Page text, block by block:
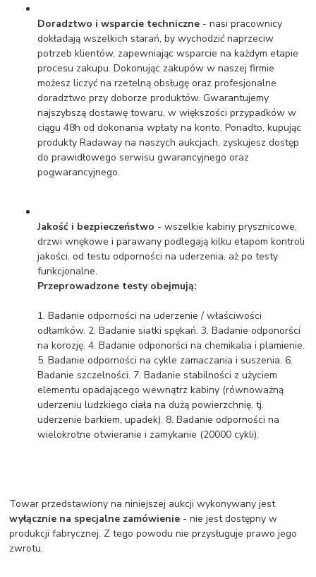
Doradztwo i wsparcie techniczne - nasi pracownicy
dokładają wszelkich starań, by wychodzić naprzeciw
potrzeb klientów, zapewniając wsparcie na każdym etapie
procesu zakupu. Dokonując zakupów w naszej firmie
możesz liczyć na rzetelną obsługę oraz profesjonalne
doradztwo przy doborze produktów. Gwarantujemy
najszybszą dostawę towaru, w większości przypadków w
ciągu 48h od dokonania wpłaty na konto. Ponadto, kupując
produkty Radaway na naszych aukcjach, zyskujesz dostęp
do prawidłowego serwisu gwarancyjnego oraz
pogwarancyjnego.
Jakość i bezpieczeństwo - wszelkie kabiny prysznicowe,
drzwi wnękowe i parawany podlegają kilku etapom kontroli
jakości, od testu odporności na uderzenia, aż po testy
funkcjonalne.
Przeprowadzone testy obejmują:
1. Badanie odporności na uderzenie / właściwości
odłamków. 2. Badanie siatki spękań. 3. Badanie odponorści
na korozję. 4. Badanie odponorści na chemikalia i plamienie.
5. Badanie odporności na cykle zamaczania i suszenia. 6.
Badanie szczelności. 7. Badanie stabilności z użyciem
elementu opadającego wewnątrz kabiny (równoważną
uderzeniu ludzkiego ciała na dużą powierzchnię, tj.
uderzenie barkiem, upadek). 8. Badanie odporności na
wielokrotne otwieranie i zamykanie (20000 cykli).
Towar przedstawiony na niniejszej aukcji wykonywany jest
wyłącznie na specjalne zamówienie - nie jest dostępny w
produkcji fabrycznej. Z tego powodu nie przysługuje prawo jego
zwrotu.